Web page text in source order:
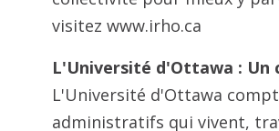
visitez www.irho.ca
L'Université d'Ottawa :
L'Université d'Ottawa
administratifs qui vivent,